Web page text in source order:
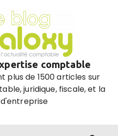
comptable
plus de 1500 articles sur
juridique, fiscale, et la